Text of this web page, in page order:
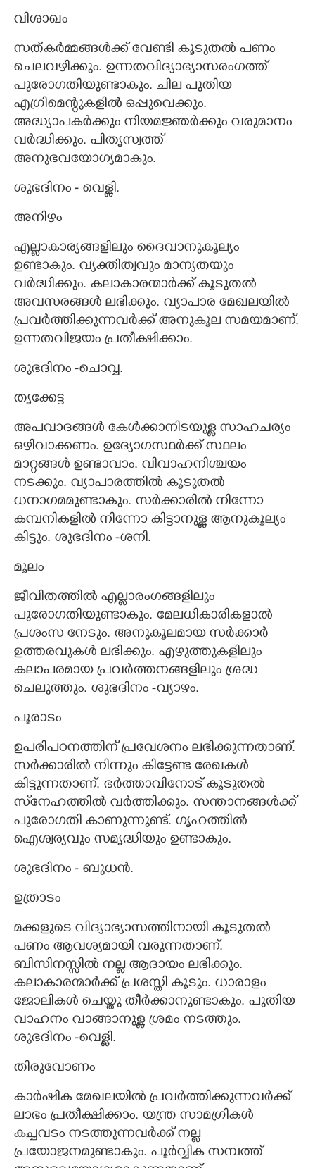
വിശാഖം
സത്കർമ്മങ്ങൾക്ക് വേണ്ടി കൂടുതൽ പണം
ചെലവഴിക്കും. ഉന്നതവിദ്യാഭ്യാസരംഗത്ത്
പുരോഗതിയുണ്ടാകും. ചില പുതിയ
എഗ്രിമെന്റുകളിൽ ഒപ്പുവെക്കും.
അദ്ധ്യാപകർക്കും നിയമജ്ഞർക്കും വരുമാനം
വർദ്ധിക്കും. പിതൃസ്വത്ത്
അനുഭവയോഗ്യമാകും.
ശുഭദിനം - വെള്ളി.
അനിഴം
എല്ലാകാര്യങ്ങളിലും ദൈവാനുകൂല്യം
ഉണ്ടാകും. വ്യക്തിത്വവും മാന്യതയും
വർദ്ധിക്കും. കലാകാരന്മാർക്ക് കൂടുതൽ
അവസരങ്ങൾ ലഭിക്കും. വ്യാപാര മേഖലയിൽ
പ്രവർത്തിക്കുന്നവർക്ക് അനുകൂല സമയമാണ്.
ഉന്നതവിജയം പ്രതീക്ഷിക്കാം.
ശുഭദിനം -ചൊവ്വ.
തൃക്കേട്ട
അപവാദങ്ങൾ കേൾക്കാനിടയുള്ള സാഹചര്യം
ഒഴിവാക്കണം. ഉദ്യോഗസ്ഥർക്ക് സ്ഥലം
മാറ്റങ്ങൾ ഉണ്ടാവാം. വിവാഹനിശ്ചയം
നടക്കും. വ്യാപാരത്തിൽ കൂടുതൽ
ധനാഗമമുണ്ടാകും. സർക്കാരിൽ നിന്നോ
കമ്പനികളിൽ നിന്നോ കിട്ടാനുള്ള ആനുകൂല്യം
കിട്ടും. ശുഭദിനം -ശനി.
മൂലം
ജീവിതത്തിൽ എല്ലാരംഗങ്ങളിലും
പുരോഗതിയുണ്ടാകും. മേലധികാരികളാൽ
പ്രശംസ നേടും. അനുകൂലമായ സർക്കാർ
ഉത്തരവുകൾ ലഭിക്കും. എഴുത്തുകളിലും
കലാപരമായ പ്രവർത്തനങ്ങളിലും ശ്രദ്ധ
ചെലുത്തും. ശുഭദിനം -വ്യാഴം.
പൂരാടം
ഉപരിപഠനത്തിന് പ്രവേശനം ലഭിക്കുന്നതാണ്.
സർക്കാരിൽ നിന്നും കിട്ടേണ്ട രേഖകൾ
കിട്ടുന്നതാണ്. ഭർത്താവിനോട് കൂടുതൽ
സ്‌നേഹത്തിൽ വർത്തിക്കും. സന്താനങ്ങൾക്ക്
പുരോഗതി കാണുന്നുണ്ട്. ഗൃഹത്തിൽ
ഐശ്വര്യവും സമൃദ്ധിയും ഉണ്ടാകും.
ശുഭദിനം - ബുധൻ.
ഉത്രാടം
മക്കളുടെ വിദ്യാഭ്യാസത്തിനായി കൂടുതൽ
പണം ആവശ്യമായി വരുന്നതാണ്.
ബിസിനസ്സിൽ നല്ല ആദായം ലഭിക്കും.
കലാകാരന്മാർക്ക് പ്രശസ്തി കൂടും. ധാരാളം
ജോലികൾ ചെയ്തു തീർക്കാനുണ്ടാകും. പുതിയ
വാഹനം വാങ്ങാനുള്ള ശ്രമം നടത്തും.
ശുഭദിനം -വെള്ളി.
തിരുവോണം
കാർഷിക മേഖലയിൽ പ്രവർത്തിക്കുന്നവർക്ക്
ലാഭം പ്രതീക്ഷിക്കാം. യന്ത്ര സാമഗ്രികൾ
കച്ചവടം നടത്തുന്നവർക്ക് നല്ല
പ്രയോജനമുണ്ടാകും. പൂർവ്വിക സമ്പത്ത്